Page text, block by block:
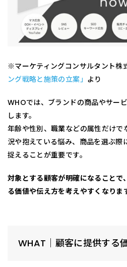
※マーケティングコンサルタント株
ング戦略と施策の立案」 より
WHOでは、ブランドの商品やサー
します。
年齢や性別、職業などの属性だけで
況や抱えている悩み、商品を選ぶ際
捉えることが重要です。
対象とする顧客が明確になることで
る価値や伝え方を考えやすくなりま
WHAT｜顧客に提供する